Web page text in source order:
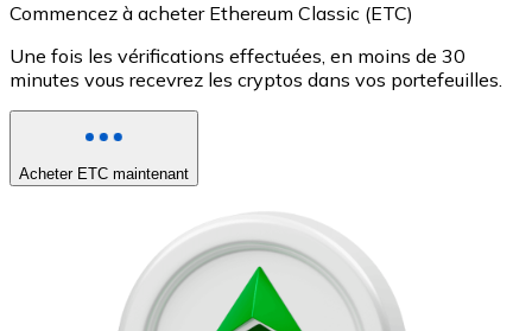
Commencez à acheter Ethereum Classic (ETC)
Une fois les vérifications effectuées, en moins de 30
minutes vous recevrez les cryptos dans vos portefeuilles.
Acheter ETC maintenant